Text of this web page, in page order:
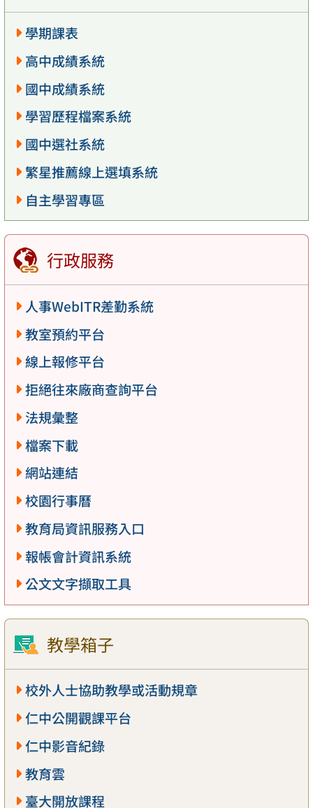
學期課表
高中成績系統
國中成績系統
學習歷程檔案系統
國中選社系統
繁星推薦線上選填系統
自主學習專區
行政服務
人事WebITR差勤系統
教室預約平台
線上報修平台
拒絕往來廠商查詢平台
法規彙整
檔案下載
網站連結
校園行事曆
教育局資訊服務入口
報帳會計資訊系統
公文文字擷取工具
教學箱子
校外人士協助教學或活動規章
仁中公開觀課平台
仁中影音紀錄
教育雲
臺大開放課程